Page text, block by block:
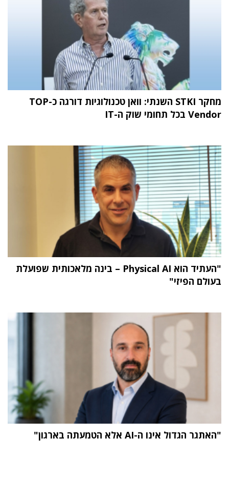
מחקר STKI השנתי: וואן טכנולוגיות דורגה כ-TOP
Vendor בכל תחומי שוק ה-IT
"העתיד הוא Physical AI – בינה מלאכותית שפועלת
בעולם הפיזי"
"האתגר הגדול אינו ה-AI אלא הטמעתה בארגון"